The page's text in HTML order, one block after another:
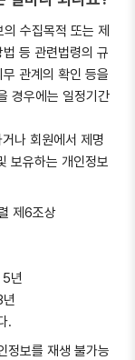
수집목적 또는 제
등 관련법령의 규
관계의 확인 등을
경우에는 일정기간
나 회원에서 제명
보유하는 개인정보
제6조상
년
.
정보를 재생 불가능